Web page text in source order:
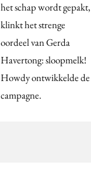
het schap wordt gepakt,
klinkt het strenge
oordeel van Gerda
Havertong: sloopmelk!
Howdy ontwikkelde de
campagne.